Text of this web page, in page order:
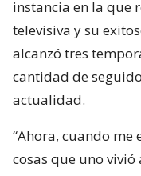
instancia en la que
televisiva y su
alcanzó tres
cantidad de
actualidad.
“Ahora, cuando me
cosas que uno vivió